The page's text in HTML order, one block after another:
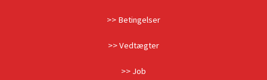
>> Betingelser
>> Vedtægter
>> Job